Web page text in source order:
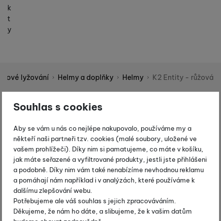
Souhlas s cookies
Aby se vám u nás co nejlépe nakupovalo, používáme my a
někteří naši partneři tzv. cookies (malé soubory, uložené ve
vašem prohlížeči). Díky nim si pamatujeme, co máte v košíku,
jak máte seřazené a vyfiltrované produkty, jestli jste přihlášeni
a podobně. Díky nim vám také nenabízíme nevhodnou reklamu
a pomáhají nám například i v analýzách, které používáme k
dalšímu zlepšování webu.
Potřebujeme ale váš souhlas s jejich zpracováváním.
Děkujeme, že nám ho dáte, a slibujeme, že k vašim datům
k
t
y
lyžování Helmy a doplňky Helmy K2 Entity - růžová
Fotografie